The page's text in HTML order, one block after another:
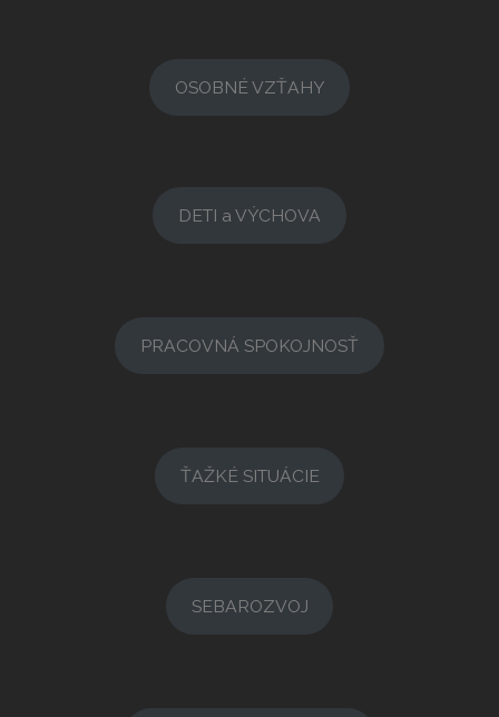
OSOBNÉ VZŤAHY
DETI a VÝCHOVA
PRACOVNÁ SPOKOJNOSŤ
ŤAŽKÉ SITUÁCIE
SEBAROZVOJ